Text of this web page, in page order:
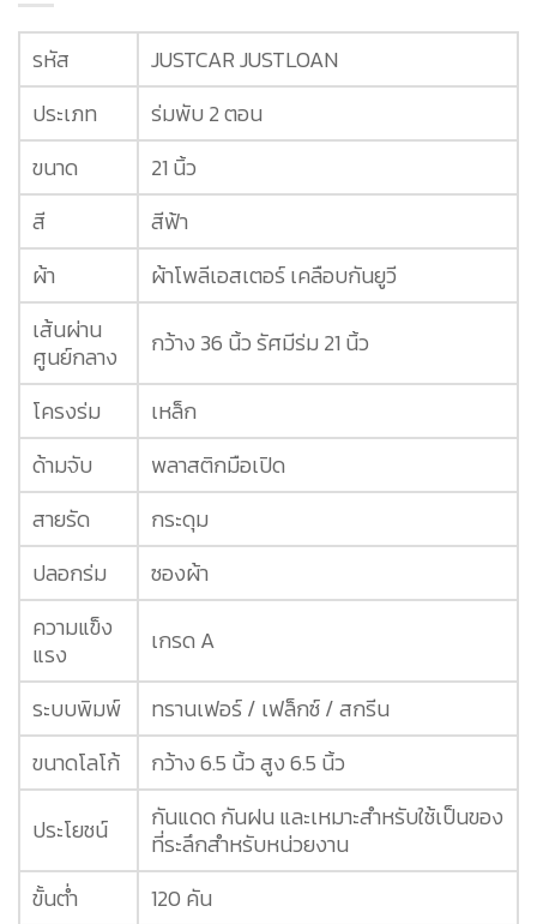
รหัส
JUSTCAR JUSTLOAN
ประเภท
ร่มพับ 2 ตอน
ขนาด
21 นิ้ว
สี
สีฟ้า
ผ้า
ผ้าโพลีเอสเตอร์ เคลือบกันยูวี
เส้นผ่าน
ศูนย์กลาง
กว้าง 36 นิ้ว รัศมีร่ม 21 นิ้ว
โครงร่ม
เหล็ก
ด้ามจับ
พลาสติกมือเปิด
สายรัด
กระดุม
ปลอกร่ม
ซองผ้า
ความแข็ง
แรง
เกรด A
ระบบพิมพ์
ทรานเฟอร์ / เฟล็กซ์ / สกรีน
ขนาดโลโก้
กว้าง 6.5 นิ้ว สูง 6.5 นิ้ว
ประโยชน์
กันแดด กันฝน และเหมาะสำหรับใช้เป็นของ
ที่ระลึกสำหรับหน่วยงาน
ขั้นต่ำ
120 คัน